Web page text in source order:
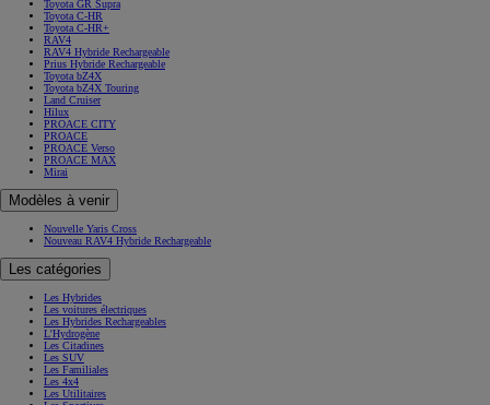
Toyota GR Supra
Toyota C-HR
Toyota C-HR+
RAV4
RAV4 Hybride Rechargeable
Prius Hybride Rechargeable
Toyota bZ4X
Toyota bZ4X Touring
Land Cruiser
Hilux
PROACE CITY
PROACE
PROACE Verso
PROACE MAX
Mirai
Modèles à venir
Nouvelle Yaris Cross
Nouveau RAV4 Hybride Rechargeable
Les catégories
Les Hybrides
Les voitures électriques
Les Hybrides Rechargeables
L'Hydrogène
Les Citadines
Les SUV
Les Familiales
Les 4x4
Les Utilitaires